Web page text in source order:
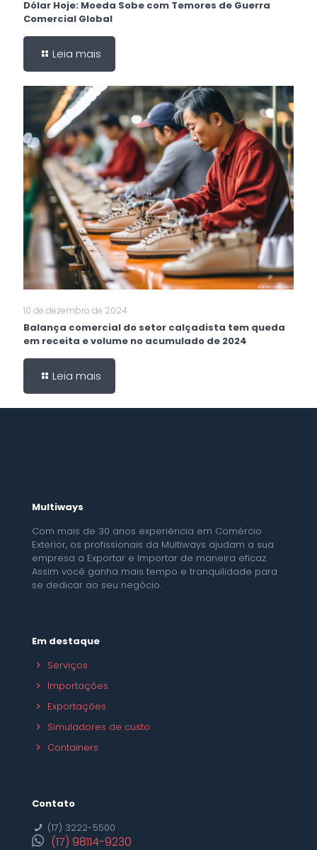
Dólar Hoje: Moeda Sobe com Temores de Guerra
Comercial Global
Leia mais
10 de dezembro de 2024
Balança comercial do setor calçadista tem queda
em receita e volume no acumulado de 2024
Leia mais
Multiways
Com mais de 30 anos experiência em Comércio
Exterior, os profissionais da Multiways ajudam a sua
empresa a Exportar e Importar de maneira eficaz.
Assim você ganha mais tempo e tranquilidade para
se dedicar ao seu negócio.
Em destaque
Serviços
Importações
Exportações
Simuladores de custo
Containers
Contato
(17) 3222-5500
(17) 98114-9230